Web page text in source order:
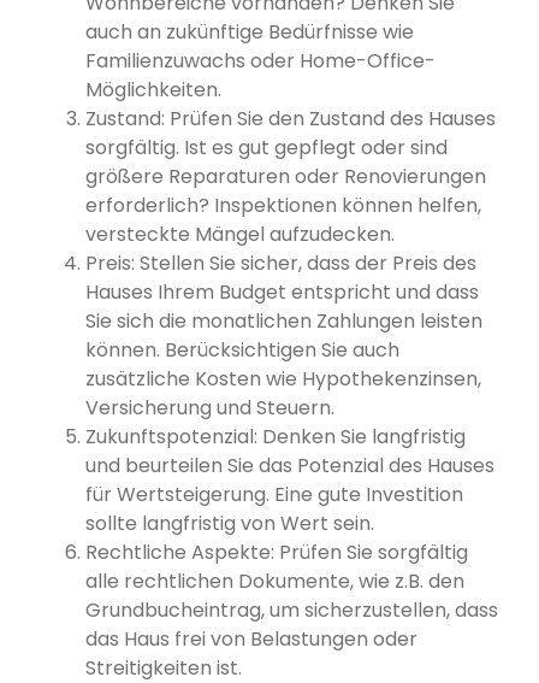
auch an zukünftige Bedürfnisse wie
Familienzuwachs oder Home-Office-
Möglichkeiten.
Zustand: Prüfen Sie den Zustand des Hauses
sorgfältig. Ist es gut gepflegt oder sind
größere Reparaturen oder Renovierungen
erforderlich? Inspektionen können helfen,
versteckte Mängel aufzudecken.
Preis: Stellen Sie sicher, dass der Preis des
Hauses Ihrem Budget entspricht und dass
Sie sich die monatlichen Zahlungen leisten
können. Berücksichtigen Sie auch
zusätzliche Kosten wie Hypothekenzinsen,
Versicherung und Steuern.
Zukunftspotenzial: Denken Sie langfristig
und beurteilen Sie das Potenzial des Hauses
für Wertsteigerung. Eine gute Investition
sollte langfristig von Wert sein.
Rechtliche Aspekte: Prüfen Sie sorgfältig
alle rechtlichen Dokumente, wie z.B. den
Grundbucheintrag, um sicherzustellen, dass
das Haus frei von Belastungen oder
Streitigkeiten ist.